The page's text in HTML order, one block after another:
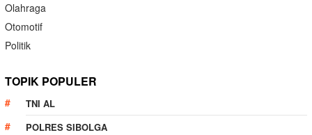
Olahraga
Otomotif
Politik
TOPIK POPULER
TNI AL
POLRES SIBOLGA